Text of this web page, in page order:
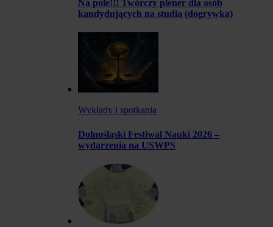
Na pole!!! Twórczy plener dla osób
kandydujących na studia (dogrywka)
Wykłady i spotkania
Dolnośląski Festiwal Nauki 2026 –
wydarzenia na USWPS